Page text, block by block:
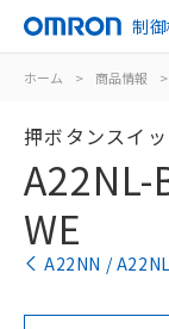
制
ホーム > 商品情報 >
押ボタンスイ
A22NL-
WE
A22NN /